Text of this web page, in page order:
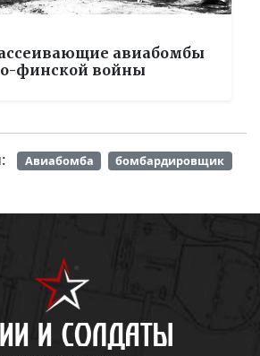
авиабомбы
финской войны
Авиабомба бомбардировщик